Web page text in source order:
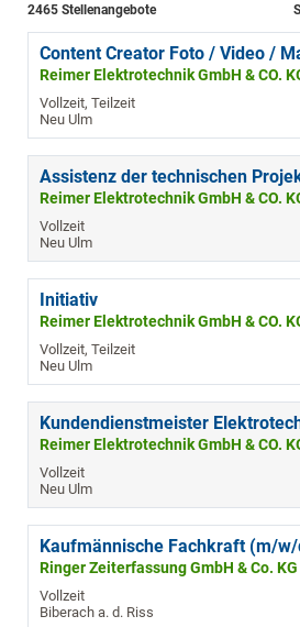
2465 Stellenangebote
Reimer Elektrotechnik GmbH & CO.
Vollzeit, Teilzeit
Neu Ulm
Reimer Elektrotechnik GmbH & CO.
Vollzeit
Neu Ulm
Initiativ
Reimer Elektrotechnik GmbH & CO.
Vollzeit, Teilzeit
Neu Ulm
Reimer Elektrotechnik GmbH & CO.
Vollzeit
Neu Ulm
Ringer Zeiterfassung GmbH & Co. KG
Vollzeit
Biberach a. d. Riss